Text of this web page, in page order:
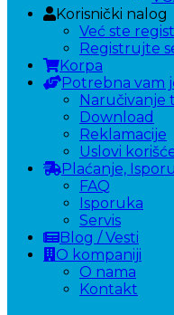
Korisnički nalog
Već ste
Registrujte
Korpa
Potrebna vam
Naručivanje
Download
Reklamacije
Uslovi
Plaćanje,
FAQ
Isporuka
Servis
Blog / Vesti
O kompaniji
O nama
Kontakt